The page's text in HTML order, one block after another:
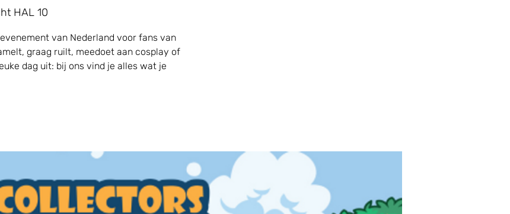
HAL 10
van Nederland voor fans van
graag ruilt, meedoet aan cosplay of
dag uit: bij ons vind je alles wat je